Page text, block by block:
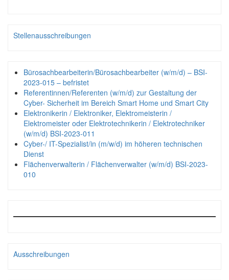
Stellenausschreibungen
Bürosachbearbeiterin/Bürosachbearbeiter (w/m/d) – BSI-
2023-015 – befristet
Referentinnen/Referenten (w/m/d) zur Gestaltung der
Cyber- Sicherheit im Bereich Smart Home und Smart City
Elektronikerin / Elektroniker, Elektromeisterin /
Elektromeister oder Elektrotechnikerin / Elektrotechniker
(w/m/d) BSI-2023-011
Cyber-/ IT-Spezialist/in (m/w/d) im höheren technischen
Dienst
Flächenverwalterin / Flächenverwalter (w/m/d) BSI-2023-
010
Ausschreibungen